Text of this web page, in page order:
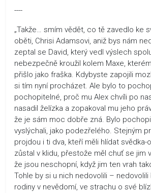
----
„Takže… smím vědět, co tě zavedlo ke
oběti, Chrisi Adamsovi, aniž bys nám
zeptal se David, který vedl výslech
nebezpečně kroužil kolem Maxe,
přišlo jako fraška. Kdybyste zapojili
si tím nyní procházet. Ale bylo to
pochopitelné, proč mu Alex chvíli po
nasadil želízka a zopakoval mu jeho
že je sám moc dobře zná. Bylo
vyslýchali, jako podezřelého. Stejným
projdou i ti dva, kteří měli hlídat svědka-
zůstal v klidu, přestože měl chuť se jim
že jsou neschopní, když jim ten vrah
Tohle by si u nich nedovolili –
rodiny v nevědomí, ve strachu o své